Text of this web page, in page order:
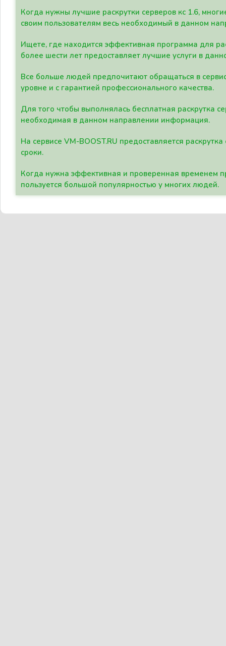
Когда нужны лучшие раскрутки серверов кс 1.6,
своим пользователям весь необходимый в данном
Ищете, где находится эффективная программа для
более шести лет предоставляет лучшие услуги в
Все больше людей предпочитают обращаться в
уровне и с гарантией профессионального качества.
Для того чтобы выполнялась бесплатная раскрутка
необходимая в данном направлении информация.
На сервисе VM-BOOST.RU предоставляется
сроки.
Когда нужна эффективная и проверенная временем
пользуется большой популярностью у многих людей.